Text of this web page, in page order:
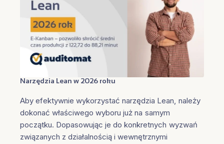
Narzędzia Lean w 2026 roku
Aby efektywnie wykorzystać narzędzia Lean, należy
dokonać właściwego wyboru już na samym
początku. Dopasowując je do konkretnych wyzwań
związanych z działalnością i wewnętrznymi